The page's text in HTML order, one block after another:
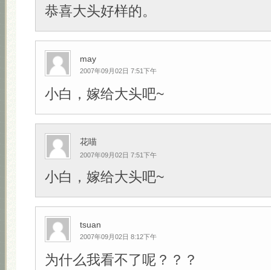
恭喜大头好样的。
may
2007年09月02日 7:51下午
小白，嫁给大头吧~
花喵
2007年09月02日 7:51下午
小白，嫁给大头吧~
tsuan
2007年09月02日 8:12下午
为什么我看不了呢？？？